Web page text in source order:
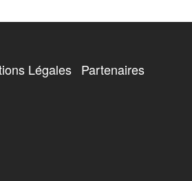
Légales Partenaires